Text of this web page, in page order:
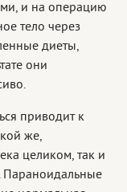
и на операцию
тело через
диеты,
они
приводит к
же,
целиком, так и
Параноидальные